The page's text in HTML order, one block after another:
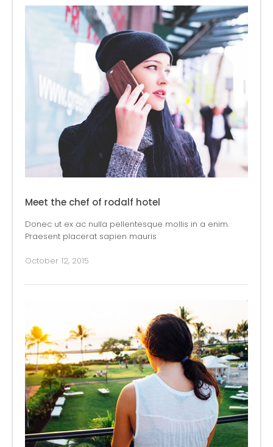
Meet the chef of rodalf hotel
Donec ut ex ac nulla pellentesque mollis in a enim.
Praesent placerat sapien mauris
October 12, 2015